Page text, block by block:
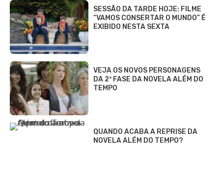
SESSÃO DA TARDE HOJE: FILME
“VAMOS CONSERTAR O MUNDO” É
EXIBIDO NESTA SEXTA
VEJA OS NOVOS PERSONAGENS
DA 2ª FASE DA NOVELA ALÉM DO
TEMPO
QUANDO ACABA A REPRISE DA
NOVELA ALÉM DO TEMPO?